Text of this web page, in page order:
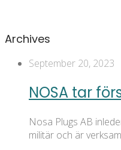
Archives
September 20, 2023
NOSA tar
Nosa Plugs AB
militär och är